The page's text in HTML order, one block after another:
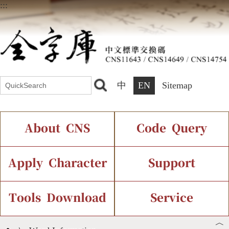
:::
中 EN Sitemap
About CNS
Introduction Current Status
Chinese Code Status
Code Query
IDS Query
Components Query
Apply Character
Application Process
Support
Font Instant Display
Tools Download Service
︿